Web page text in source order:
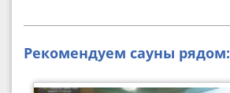
Рекомендуем сауны рядом: